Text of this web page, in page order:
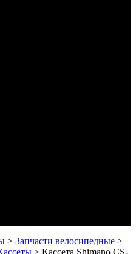
> Запчасти велосипедные >
> Кассета Shimano CS-